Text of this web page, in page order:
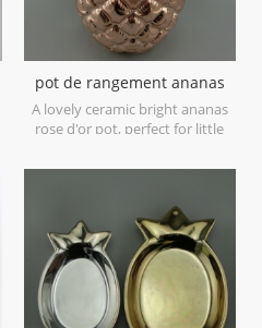
pot de rangement ananas
en céramique or rose
A lovely ceramic bright ananas
rose d'or pot, perfect for little